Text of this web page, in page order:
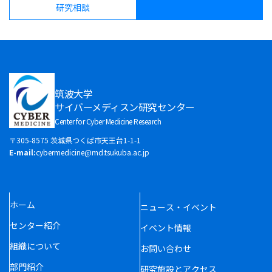
研究相談
筑波大学
サイバーメディスン研究センター
Center for Cyber Medicine Research
〒305-8575 茨城県つくば市天王台1-1-1
E-mail:cybermedicine@md.tsukuba.ac.jp
ホーム
センター紹介
組織について
部門紹介
ニュース・イベント
イベント情報
お問い合わせ
研究施設とアクセス